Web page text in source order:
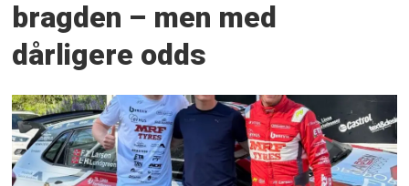
bragden – men med
dårligere odds